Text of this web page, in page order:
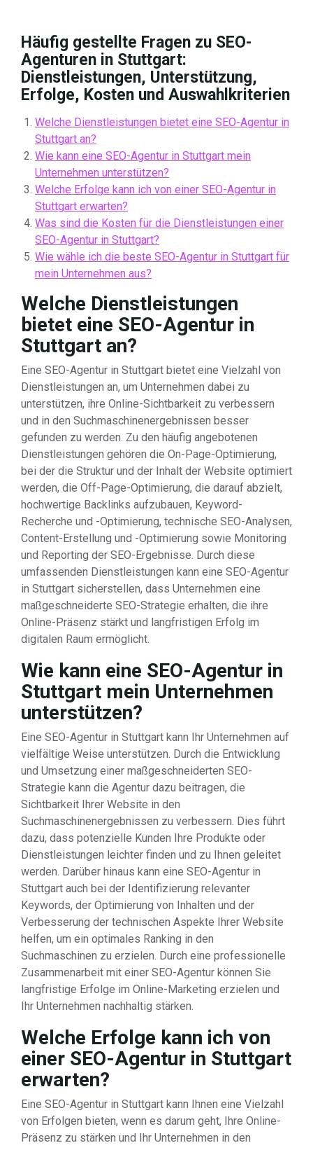
Häufig gestellte Fragen zu SEO-
Agenturen in Stuttgart:
Dienstleistungen, Unterstützung,
Erfolge, Kosten und Auswahlkriterien
Welche Dienstleistungen bietet eine SEO-Agentur in
Stuttgart an?
Wie kann eine SEO-Agentur in Stuttgart mein
Unternehmen unterstützen?
Welche Erfolge kann ich von einer SEO-Agentur in
Stuttgart erwarten?
Was sind die Kosten für die Dienstleistungen einer
SEO-Agentur in Stuttgart?
Wie wähle ich die beste SEO-Agentur in Stuttgart für
mein Unternehmen aus?
Welche Dienstleistungen
bietet eine SEO-Agentur in
Stuttgart an?
Eine SEO-Agentur in Stuttgart bietet eine Vielzahl von
Dienstleistungen an, um Unternehmen dabei zu
unterstützen, ihre Online-Sichtbarkeit zu verbessern
und in den Suchmaschinenergebnissen besser
gefunden zu werden. Zu den häufig angebotenen
Dienstleistungen gehören die On-Page-Optimierung,
bei der die Struktur und der Inhalt der Website optimiert
werden, die Off-Page-Optimierung, die darauf abzielt,
hochwertige Backlinks aufzubauen, Keyword-
Recherche und -Optimierung, technische SEO-Analysen,
Content-Erstellung und -Optimierung sowie Monitoring
und Reporting der SEO-Ergebnisse. Durch diese
umfassenden Dienstleistungen kann eine SEO-Agentur
in Stuttgart sicherstellen, dass Unternehmen eine
maßgeschneiderte SEO-Strategie erhalten, die ihre
Online-Präsenz stärkt und langfristigen Erfolg im
digitalen Raum ermöglicht.
Wie kann eine SEO-Agentur in
Stuttgart mein Unternehmen
unterstützen?
Eine SEO-Agentur in Stuttgart kann Ihr Unternehmen auf
vielfältige Weise unterstützen. Durch die Entwicklung
und Umsetzung einer maßgeschneiderten SEO-
Strategie kann die Agentur dazu beitragen, die
Sichtbarkeit Ihrer Website in den
Suchmaschinenergebnissen zu verbessern. Dies führt
dazu, dass potenzielle Kunden Ihre Produkte oder
Dienstleistungen leichter finden und zu Ihnen geleitet
werden. Darüber hinaus kann eine SEO-Agentur in
Stuttgart auch bei der Identifizierung relevanter
Keywords, der Optimierung von Inhalten und der
Verbesserung der technischen Aspekte Ihrer Website
helfen, um ein optimales Ranking in den
Suchmaschinen zu erzielen. Durch eine professionelle
Zusammenarbeit mit einer SEO-Agentur können Sie
langfristige Erfolge im Online-Marketing erzielen und
Ihr Unternehmen nachhaltig stärken.
Welche Erfolge kann ich von
einer SEO-Agentur in Stuttgart
erwarten?
Eine SEO-Agentur in Stuttgart kann Ihnen eine Vielzahl
von Erfolgen bieten, wenn es darum geht, Ihre Online-
Präsenz zu stärken und Ihr Unternehmen in den